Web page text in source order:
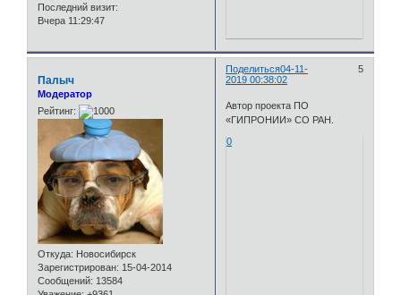
Последний визит:
Вчера 11:29:47
Поделиться 5
04-11-
2019 00:38:02
Палыч
Модератор
Рейтинг:
Откуда: Новосибирск
Зарегистрирован: 15-04-2014
Сообщений: 13584
Автор проекта ПО
«ГИПРОНИИ» СО РАН.
0